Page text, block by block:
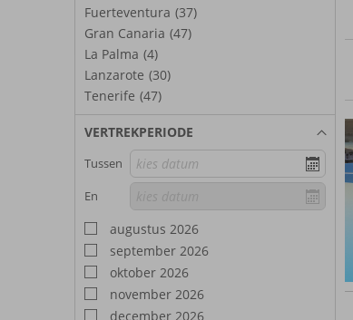
Fuerteventura (37)
Gran Canaria (47)
La Palma (4)
Lanzarote (30)
Tenerife (47)
VERTREKPERIODE
Tussen
En
augustus 2026
september 2026
oktober 2026
november 2026
december 2026